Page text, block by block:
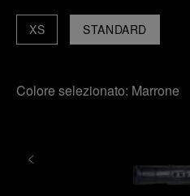
STANDARD
XS
Colore selezionato: Marrone